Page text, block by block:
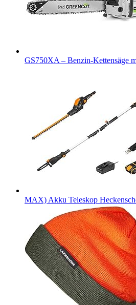
GS750XA – Benzin-Kettensäge
MAX) Akku Teleskop